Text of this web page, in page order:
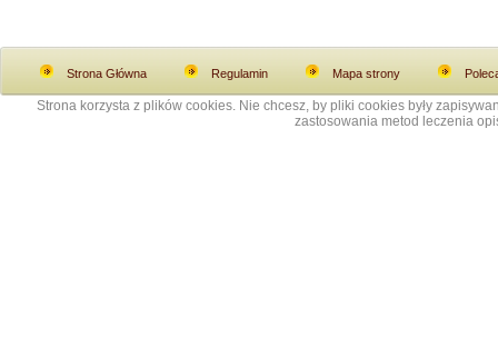
Strona Główna Regulamin Mapa strony
Strona korzysta z plików cookies. Nie chcesz, by pliki cookies były
zastosowania metod leczenia